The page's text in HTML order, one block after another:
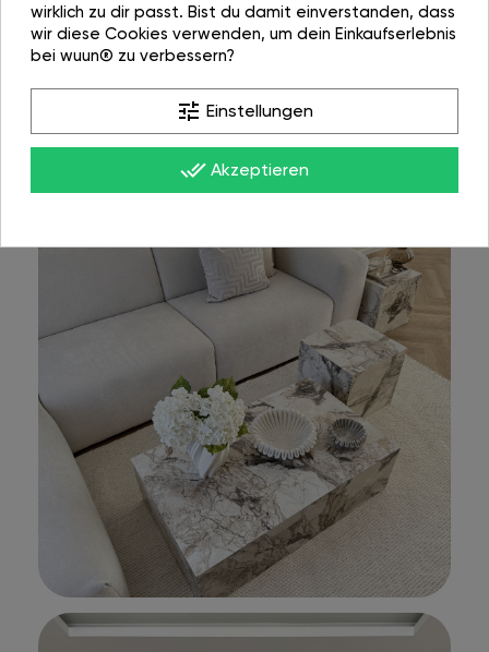
wirklich zu dir passt. Bist du damit einverstanden, dass
wir diese Cookies verwenden, um dein Einkaufserlebnis
bei wuun® zu verbessern?
tune Einstellungen
done_all Akzeptieren